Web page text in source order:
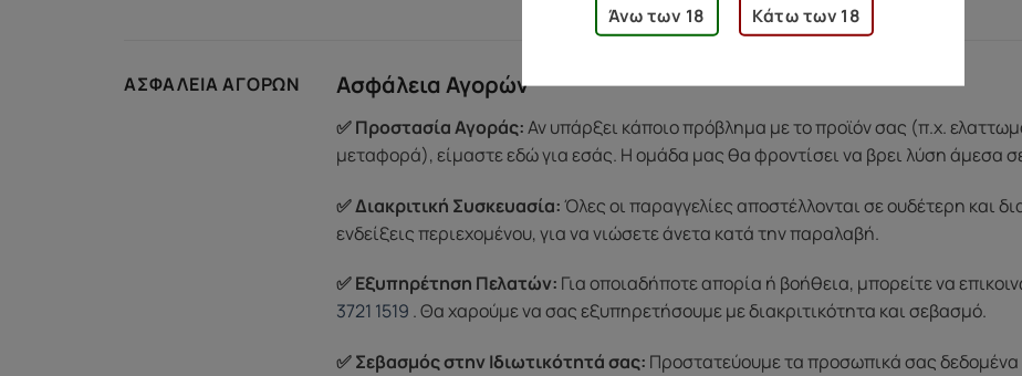
ΑΣΦΆΛΕΙΑ ΑΓΟΡΏΝ Ασφάλεια Αγορών
✅ Προστασία Αγοράς:Αν υπάρξει κάποιο πρόβλημα με το προϊόν σας (π.χ.
μεταφορά), είμαστε εδώ για εσάς. Η ομάδα μας θα φροντίσει να βρει λύση άμεσα
✅ Διακριτική Συσκευασία:Όλες οι παραγγελίες αποστέλλονται σε ουδέτερη και
ενδείξεις περιεχομένου, για να νιώσετε άνετα κατά την παραλαβή.
✅ Εξυπηρέτηση Πελατών: Για οποιαδήποτε απορία ή βοήθεια, μπορείτε να
3721 1519 . Θα χαρούμε να σας εξυπηρετήσουμε με διακριτικότητα και σεβασμό.
✅ Σεβασμός στην Ιδιωτικότητά σας: Προστατεύουμε τα προσωπικά σας δεδομένα
Άνω των 18 Κάτω των 18